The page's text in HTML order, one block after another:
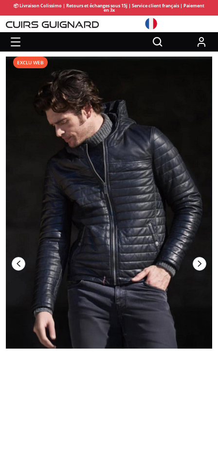
📦 Livraison Colissimo | Retours et échanges sous 15j | Service client français | Paiement
en 3x
EXCLU WEB